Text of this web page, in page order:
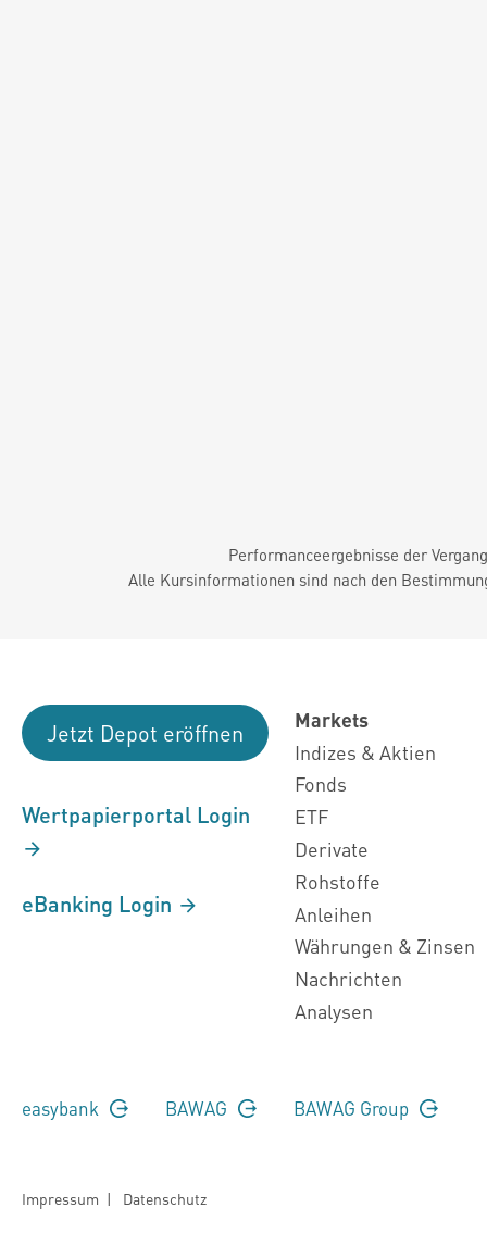
Performanceergebnisse der
Alle Kursinformationen sind nach den
Jetzt Depot eröffnen
Wertpapierportal Login
eBanking Login
Markets
Indizes & Aktien
Fonds
ETF
Derivate
Rohstoffe
Anleihen
Währungen & Zinsen
Nachrichten
Analysen
easybank BAWAG BAWAG Group
Impressum | Datenschutz